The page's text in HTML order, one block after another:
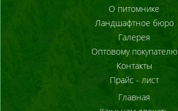
О питомнике
Ландшафтное бюро
Галерея
Оптовому покупателю
Контакты
Прайс - лист
Главная